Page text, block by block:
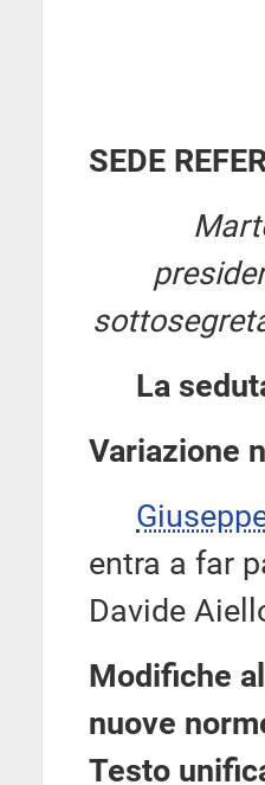
SEDE
La
Variazione
entra a far
Davide
Modifiche
nuove
Testo